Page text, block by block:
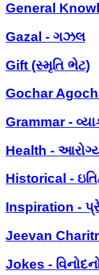
General
Gazal - ગઝલ
Gift (સ્મૃતિ ભેટ)
Gochar
Grammar -
Health -
Historical -
Inspiration -
Jeevan
Jokes -